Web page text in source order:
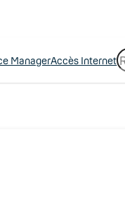
ManagerAccès InternetR
e
c